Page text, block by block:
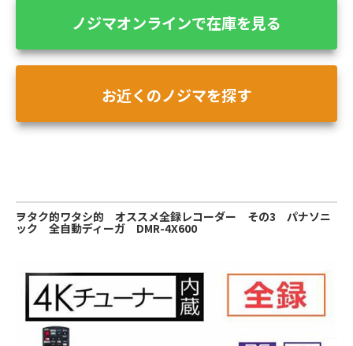
ノジマオンラインで在庫を見る
お近くのノジマを探す
ヲタク的ワタシ的 オススメ全録レコーダー その3 パナソニ
ック 全自動ディーガ DMR-4X600